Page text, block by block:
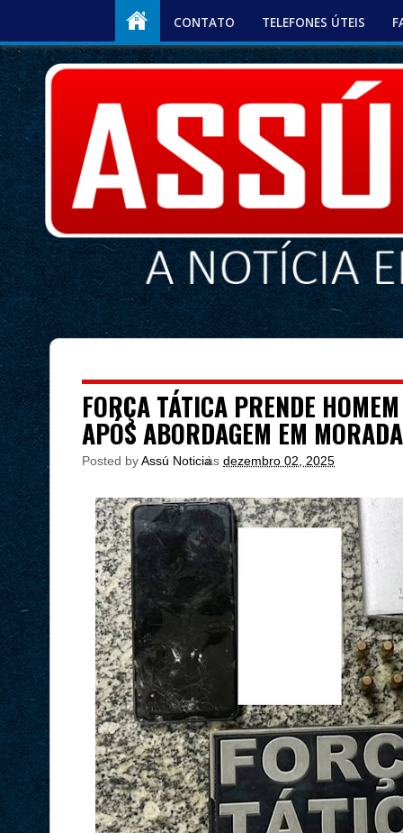
CONTATO TELEFONES ÚTEIS
FORÇA TÁTICA PRENDE
APÓS ABORDAGEM EM
Posted byAssú Noticia
às dezembro 02, 2025